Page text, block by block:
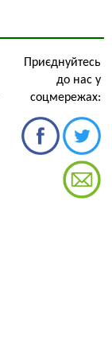
Приєднуйтесь
до нас у
соцмережах: